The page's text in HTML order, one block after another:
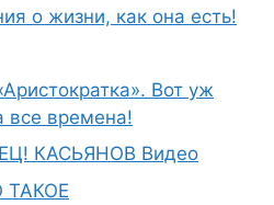
о жизни, как она есть!
Вот уж
все времена!
КАСЬЯНОВ Видео
ТАКОЕ